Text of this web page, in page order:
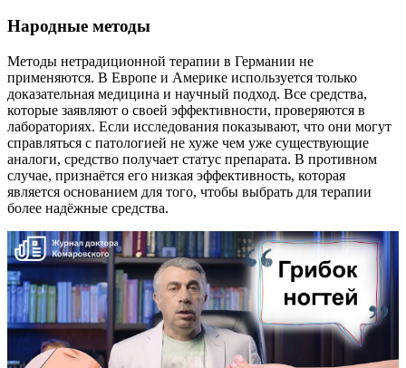
Народные методы
Методы нетрадиционной терапии в Германии не
применяются. В Европе и Америке используется только
доказательная медицина и научный подход. Все средства,
которые заявляют о своей эффективности, проверяются в
лабораториях. Если исследования показывают, что они могут
справляться с патологией не хуже чем уже существующие
аналоги, средство получает статус препарата. В противном
случае, признаётся его низкая эффективность, которая
является основанием для того, чтобы выбрать для терапии
более надёжные средства.